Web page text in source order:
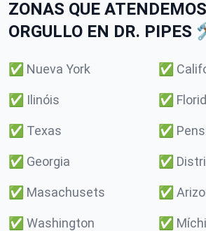
ZONAS QUE
ORGULLO EN DR. PIPES
✅ Nueva York ✅
✅ Ilinóis ✅
✅ Texas ✅
✅ Georgia ✅
✅ Masachusets ✅
✅ Washington ✅